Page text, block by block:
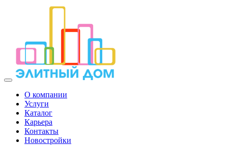
О компании
Услуги
Каталог
Карьера
Контакты
Новостройки